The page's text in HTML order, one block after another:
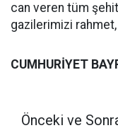
can veren tüm
gazilerimizi
CUMHURİYET
Önceki ve